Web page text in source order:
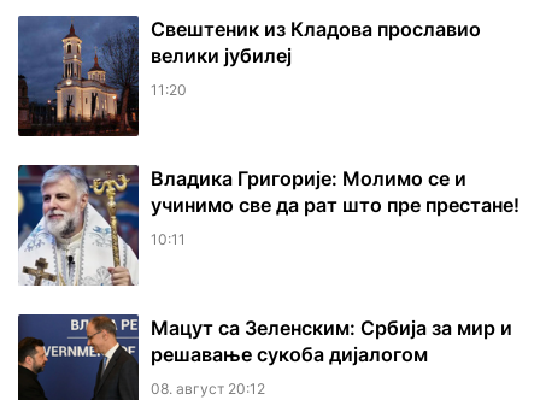
Свештеник из Кладова прославио
велики јубилеј
11:20
Владика Григорије: Молимо се и
учинимо све да рат што пре престане!
10:11
Мацут са Зеленским: Србија за мир и
решавање сукоба дијалогом
08. август 20:12